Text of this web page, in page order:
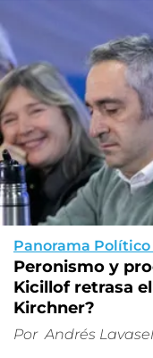
Panorama
Peronismo y
Kicillof retrasa
Kirchner?
Por Andrés